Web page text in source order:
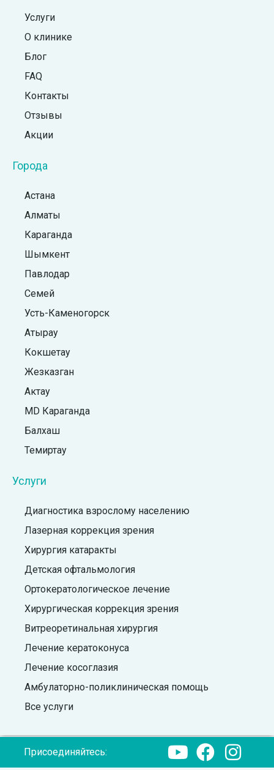
Услуги
О клинике
Блог
FAQ
Контакты
Отзывы
Акции
Города
Астана
Алматы
Караганда
Шымкент
Павлодар
Семей
Усть-Каменогорск
Атырау
Кокшетау
Жезказган
Актау
MD Караганда
Балхаш
Темиртау
Услуги
Диагностика взрослому населению
Лазерная коррекция зрения
Хирургия катаракты
Детская офтальмология
Ортокератологическое лечение
Хирургическая коррекция зрения
Витреоретинальная хирургия
Лечение кератоконуса
Лечение косоглазия
Амбулаторно-поликлиническая помощь
Все услуги
Присоединяйтесь: